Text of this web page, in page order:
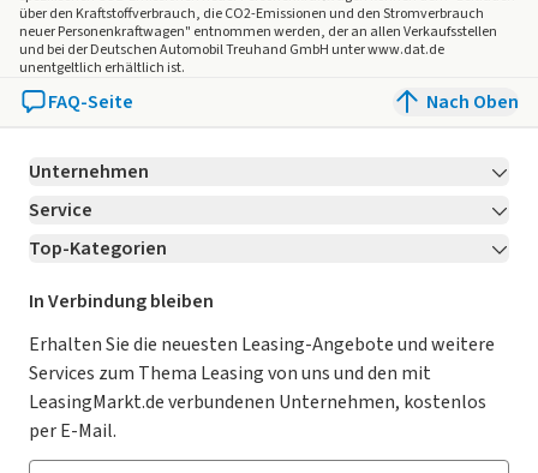
über den Kraftstoffverbrauch, die CO2-Emissionen und den Stromverbrauch
neuer Personenkraftwagen" entnommen werden, der an allen Verkaufsstellen
und bei der Deutschen Automobil Treuhand GmbH unter www.dat.de
unentgeltlich erhältlich ist.
FAQ-Seite Nach Oben
Unternehmen
Über LeasingMarkt.de
Karriere Jetzt bewerben!
Für Händler
Kooperation mit AutoScout24
AGB
Datenschutz
Service
Kontakt
Ratgeber
Magazin
Datenschutz-Einstellungen
So funktioniert’s
Top-Kategorien
Leasing Deals
Gebrauchtwagen Leasing
Leasing ohne Anzahlung
E-Auto Leasing
Privatleasing
In Verbindung bleiben
Erhalten Sie die neuesten Leasing-Angebote und weitere
Services zum Thema Leasing von uns und den mit
LeasingMarkt.de verbundenen Unternehmen, kostenlos
per E-Mail.